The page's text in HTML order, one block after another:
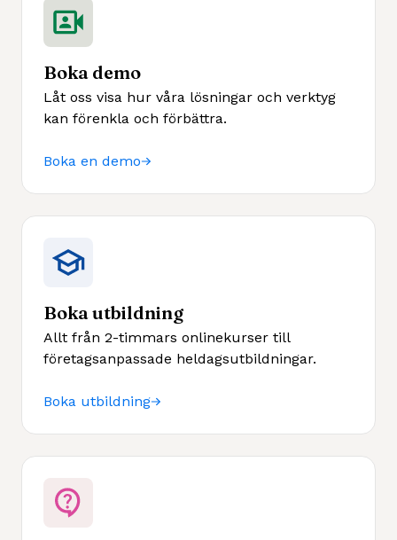
Boka demo
Låt oss visa hur våra lösningar och verktyg
kan förenkla och förbättra.
Boka en demo
Boka utbildning
Allt från 2-timmars onlinekurser till
företagsanpassade heldagsutbildningar.
Boka utbildning